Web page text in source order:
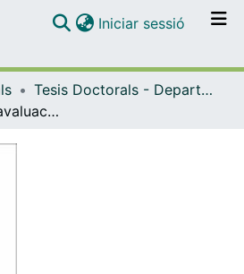
Navega per tot el DD
Iniciar sessió (current)
Tesis Doctorals - Departament - Farmacologia i Química Terapèutica
Disseny, síntesi i avaluació d'inhibidors de dimerització de la proteasa del VIH-1